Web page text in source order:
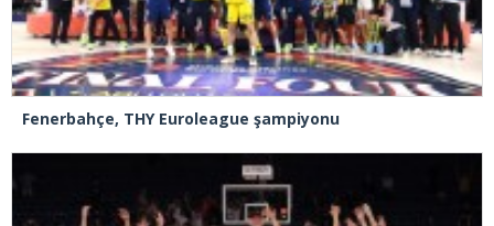
Fenerbahçe, THY Euroleague şampiyonu